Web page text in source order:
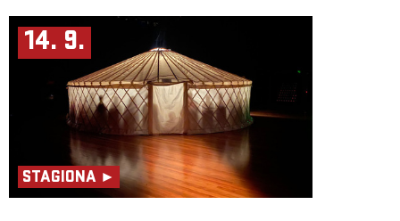
14. 9.
STAGIONA ►